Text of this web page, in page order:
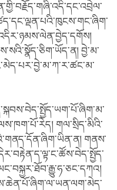
བྱེ་མ་
གལ་སྲིད་མིའི་
གནས་